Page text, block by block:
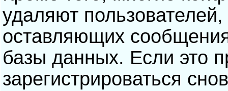
удаляют
оставляющих
базы данных. Если это
зарегистрироваться